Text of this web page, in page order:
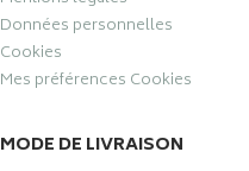
Données personnelles
Cookies
Mes préférences Cookies
MODE DE LIVRAISON